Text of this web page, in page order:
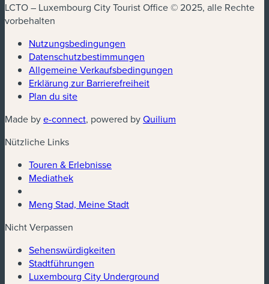
LCTO – Luxembourg City Tourist Office © 2025, alle Rechte
vorbehalten
Nutzungsbedingungen
Datenschutzbestimmungen
Allgemeine Verkaufsbedingungen
Erklärung zur Barrierefreiheit
Plan du site
Made bye-connect, powered byQuilium
Nützliche Links
Touren & Erlebnisse
Mediathek
Meng Stad, Meine Stadt
Nicht Verpassen
Sehenswürdigkeiten
Stadtführungen
Luxembourg City Underground